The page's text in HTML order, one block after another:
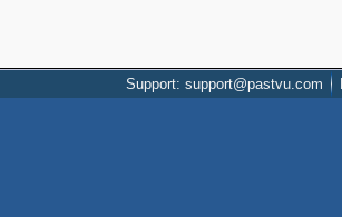
Support: support@pastvu.com